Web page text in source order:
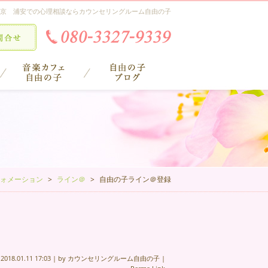
浦安での心理相談ならカウンセリングルーム自由の子
メーション ライン＠ 自由の子ライン＠登録
2018.01.11 17:03 | by カウンセリングルーム自由の子 |